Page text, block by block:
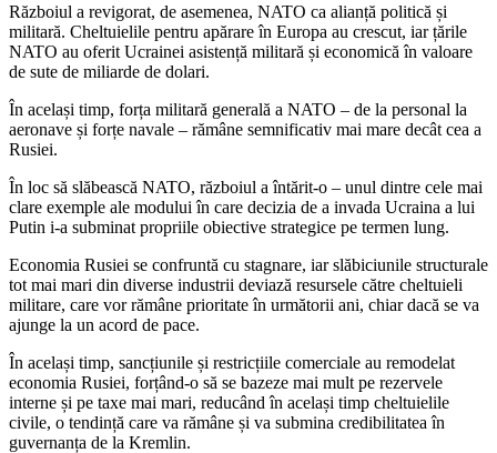
Războiul a revigorat, de asemenea, NATO ca alianță politică și
militară. Cheltuielile pentru apărare în Europa au crescut, iar țările
NATO au oferit Ucrainei asistență militară și economică în valoare
de sute de miliarde de dolari.
În același timp, forța militară generală a NATO – de la personal la
aeronave și forțe navale – rămâne semnificativ mai mare decât cea a
Rusiei.
În loc să slăbească NATO, războiul a întărit-o – unul dintre cele mai
clare exemple ale modului în care decizia de a invada Ucraina a lui
Putin i-a subminat propriile obiective strategice pe termen lung.
Economia Rusiei se confruntă cu stagnare, iar slăbiciunile structurale
tot mai mari din diverse industrii deviază resursele către cheltuieli
militare, care vor rămâne prioritate în următorii ani, chiar dacă se va
ajunge la un acord de pace.
În același timp, sancțiunile și restricțiile comerciale au remodelat
economia Rusiei, forțând-o să se bazeze mai mult pe rezervele
interne și pe taxe mai mari, reducând în același timp cheltuielile
civile, o tendință care va rămâne și va submina credibilitatea în
guvernanța de la Kremlin.